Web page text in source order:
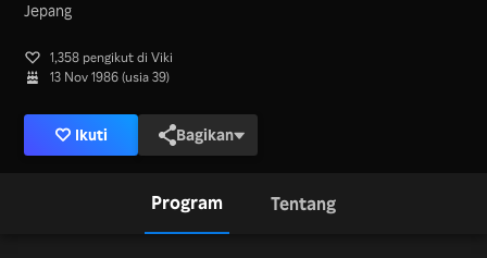
Jepang
1,358 pengikut di Viki
13 Nov 1986 (usia 39)
Ikuti Bagikan
Program Tentang